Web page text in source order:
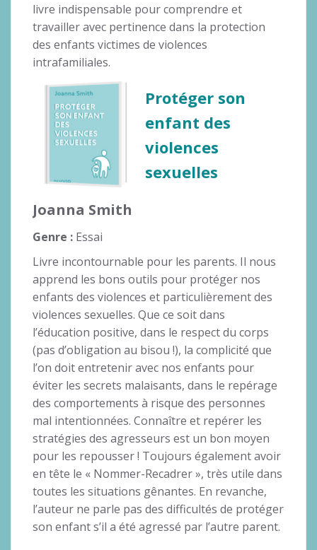
livre indispensable pour comprendre et
travailler avec pertinence dans la protection
des enfants victimes de violences
intrafamiliales.
Protéger son
enfant des
violences
sexuelles
Joanna Smith
Genre : Essai
Livre incontournable pour les parents. Il nous
apprend les bons outils pour protéger nos
enfants des violences et particulièrement des
violences sexuelles. Que ce soit dans
l’éducation positive, dans le respect du corps
(pas d’obligation au bisou !), la complicité que
l’on doit entretenir avec nos enfants pour
éviter les secrets malaisants, dans le repérage
des comportements à risque des personnes
mal intentionnées. Connaître et repérer les
stratégies des agresseurs est un bon moyen
pour les repousser ! Toujours également avoir
en tête le « Nommer-Recadrer », très utile dans
toutes les situations gênantes. En revanche,
l’auteur ne parle pas des difficultés de protéger
son enfant s’il a été agressé par l’autre parent.